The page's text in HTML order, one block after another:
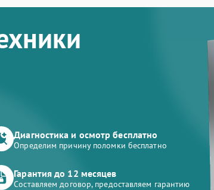
Диагностика и осмотр бесплатно
Определим причину поломки бесплатно
Гарантия до 12 месяцев
Составляем договор, предоставляем гарантию